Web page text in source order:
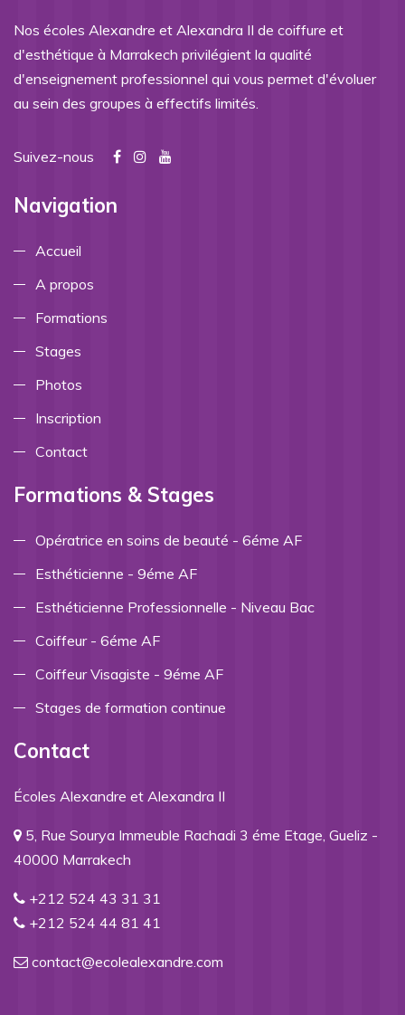
Nos écoles Alexandre et Alexandra II de coiffure et
d'esthétique à Marrakech privilégient la qualité
d'enseignement professionnel qui vous permet d'évoluer
au sein des groupes à effectifs limités.
Suivez-nous
Navigation
Accueil
A propos
Formations
Stages
Photos
Inscription
Contact
Formations & Stages
Opératrice en soins de beauté - 6éme AF
Esthéticienne - 9éme AF
Esthéticienne Professionnelle - Niveau Bac
Coiffeur - 6éme AF
Coiffeur Visagiste - 9éme AF
Stages de formation continue
Contact
Écoles Alexandre et Alexandra II
5, Rue Sourya Immeuble Rachadi 3 éme Etage, Gueliz -
40000 Marrakech
+212 524 43 31 31
+212 524 44 81 41
contact@ecolealexandre.com